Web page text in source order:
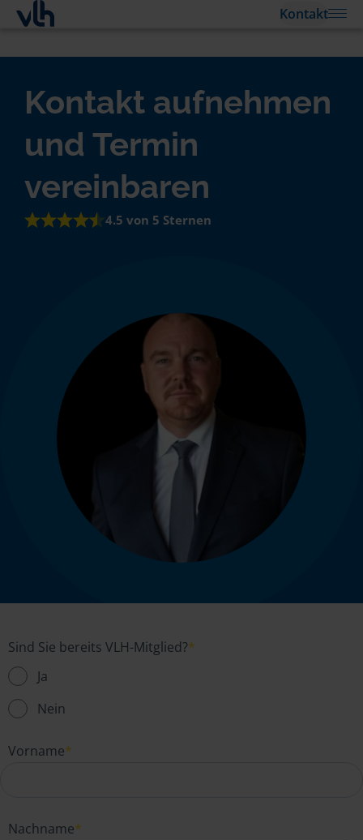
Kontakt
Kontakt aufnehmen
und Termin
vereinbaren
4.5 von 5 Sternen
Sind Sie bereits VLH-Mitglied?*
Ja
Nein
Vorname*
Nachname*